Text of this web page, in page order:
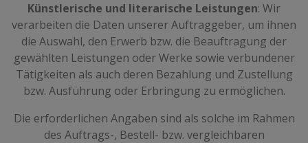
Künstlerische und literarische Leistungen: Wir
verarbeiten die Daten unserer Auftraggeber, um ihnen
die Auswahl, den Erwerb bzw. die Beauftragung der
gewählten Leistungen oder Werke sowie verbundener
Tätigkeiten als auch deren Bezahlung und Zustellung
bzw. Ausführung oder Erbringung zu ermöglichen.
Die erforderlichen Angaben sind als solche im Rahmen
des Auftrags-, Bestell- bzw. vergleichbaren